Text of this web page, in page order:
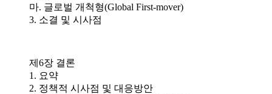
마. 글로벌 개척형(Global First-mover)
3. 소결 및 시사점
제6장 결론
1. 요약
2. 정책적 시사점 및 대응방안